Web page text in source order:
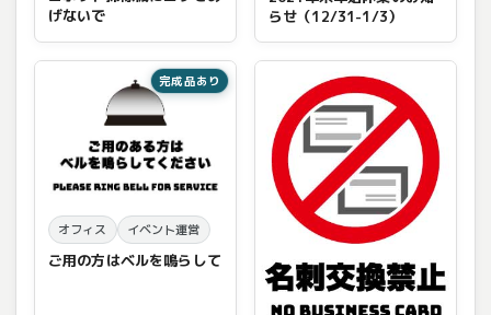
げないで
らせ（12/31-1/3）
完成品あり
オフィス イベント運営
ご用の方はベルを鳴らして